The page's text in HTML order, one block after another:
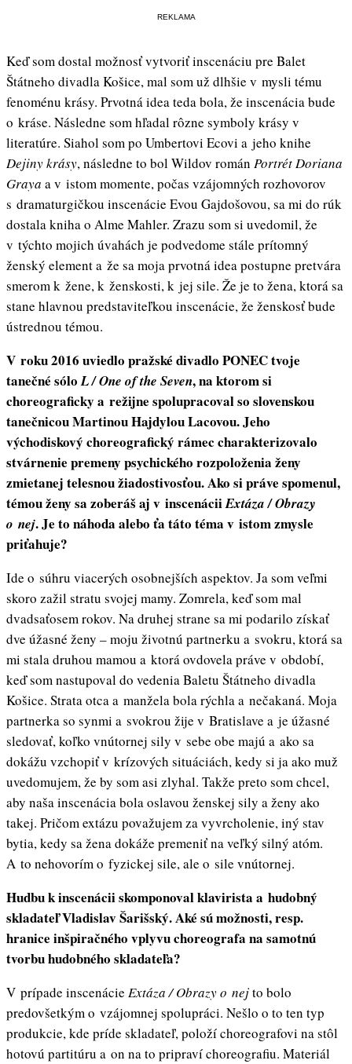
REKLAMA
Keď som dostal možnosť vytvoriť inscenáciu pre Balet
Štátneho divadla Košice, mal som už dlhšie v mysli tému
fenoménu krásy. Prvotná idea teda bola, že inscenácia bude
o kráse. Následne som hľadal rôzne symboly krásy v
literatúre. Siahol som po Umbertovi Ecovi a jeho knihe
Dejiny krásy, následne to bol Wildov román Portrét Doriana
Graya a v istom momente, počas vzájomných rozhovorov
s dramaturgičkou inscenácie Evou Gajdošovou, sa mi do rúk
dostala kniha o Alme Mahler. Zrazu som si uvedomil, že
v týchto mojich úvahách je podvedome stále prítomný
ženský element a že sa moja prvotná idea postupne pretvára
smerom k žene, k ženskosti, k jej sile. Že je to žena, ktorá sa
stane hlavnou predstaviteľkou inscenácie, že ženskosť bude
ústrednou témou.
V roku 2016 uviedlo pražské divadlo PONEC tvoje
tanečné sóloL / One of the Seven, na ktorom si
choreograficky a režijne spolupracoval so slovenskou
tanečnicou Martinou Hajdylou Lacovou. Jeho
východiskový choreografický rámec charakterizovalo
stvárnenie premeny psychického rozpoloženia ženy
zmietanej telesnou žiadostivosťou. Ako si práve spomenul,
témou ženy sa zoberáš aj v inscenáciiExtáza / Obrazy
o nej. Je to náhoda alebo ťa táto téma v istom zmysle
priťahuje?
Ide o súhru viacerých osobnejších aspektov. Ja som veľmi
skoro zažil stratu svojej mamy. Zomrela, keď som mal
dvadsaťosem rokov. Na druhej strane sa mi podarilo získať
dve úžasné ženy – moju životnú partnerku a svokru, ktorá sa
mi stala druhou mamou a ktorá ovdovela práve v období,
keď som nastupoval do vedenia Baletu Štátneho divadla
Košice. Strata otca a manžela bola rýchla a nečakaná. Moja
partnerka so synmi a svokrou žije v Bratislave a je úžasné
sledovať, koľko vnútornej sily v sebe obe majú a ako sa
dokážu vzchopiť v krízových situáciách, kedy si ja ako muž
uvedomujem, že by som asi zlyhal. Takže preto som chcel,
aby naša inscenácia bola oslavou ženskej sily a ženy ako
takej. Pričom extázu považujem za vyvrcholenie, iný stav
bytia, kedy sa žena dokáže premeniť na veľký silný atóm.
A to nehovorím o fyzickej sile, ale o sile vnútornej.
Hudbu k inscenácii skomponoval klavirista a hudobný
skladateľ Vladislav Šarišský. Aké sú možnosti, resp.
hranice inšpiračného vplyvu choreografa na samotnú
tvorbu hudobného skladateľa?
V prípade inscenácie Extáza / Obrazy o nejto bolo
predovšetkým o vzájomnej spolupráci. Nešlo o to ten typ
produkcie, kde príde skladateľ, položí choreografovi na stôl
hotovú partitúru a on na to pripraví choreografiu. Materiál